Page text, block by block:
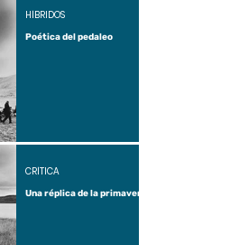
Poética del pedaleo
HÍBRIDOS
Una réplica de la primavera
CRÍTICA